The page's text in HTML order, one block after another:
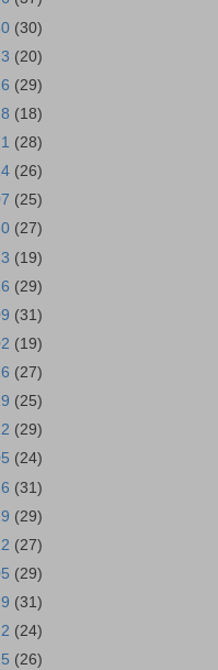
(30)
(20)
(29)
(18)
(28)
(26)
(25)
(27)
(19)
(29)
(31)
(19)
(27)
(25)
(29)
(24)
(31)
(29)
(27)
(29)
(31)
(24)
(26)